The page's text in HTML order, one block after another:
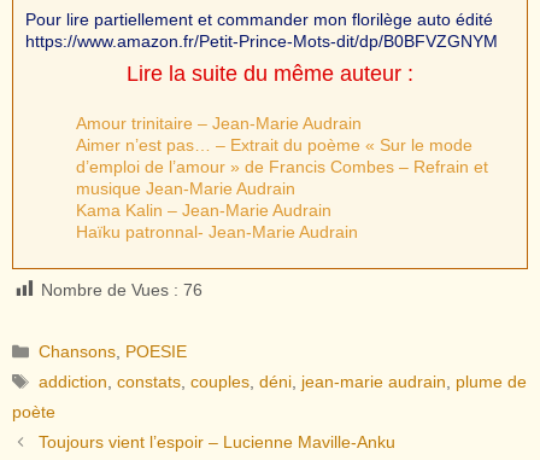
Pour lire partiellement et commander mon florilège auto édité
https://www.amazon.fr/Petit-Prince-Mots-dit/dp/B0BFVZGNYM
Lire la suite du même auteur :
Amour trinitaire – Jean-Marie Audrain
Aimer n’est pas… – Extrait du poème « Sur le mode
d’emploi de l’amour » de Francis Combes – Refrain et
musique Jean-Marie Audrain
Kama Kalin – Jean-Marie Audrain
Haïku patronnal- Jean-Marie Audrain
Nombre de Vues : 76
Catégories
Chansons POESIE
Étiquettes
addiction ,constats ,couples ,déni jean-marie audrain
plume de
poète
Toujours vient l’espoir – Lucienne Maville-Anku